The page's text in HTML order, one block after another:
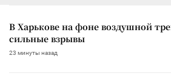
В Харькове на фоне воздушной
сильные взрывы
23 минуты назад